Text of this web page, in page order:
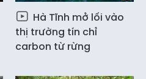
Hà Tĩnh mở lối vào
thị trường tín chỉ
carbon từ rừng